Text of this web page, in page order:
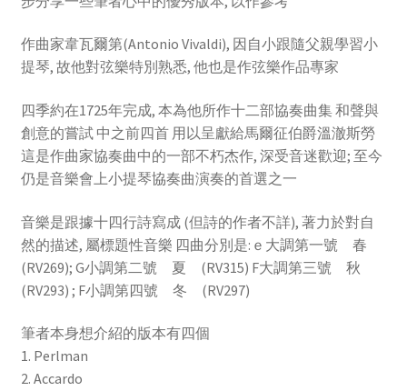
作曲家韋瓦爾第(Antonio Vivaldi), 因自小跟隨父親學習小
提琴, 故他對弦樂特別熟悉, 他也是作弦樂作品專家
四季約在1725年完成, 本為他所作十二部協奏曲集 和聲與
創意的嘗試 中之前四首 用以呈獻給馬爾征伯爵溫澈斯勞
這是作曲家協奏曲中的一部不朽杰作, 深受音迷歡迎; 至今
仍是音樂會上小提琴協奏曲演奏的首選之一
音樂是跟據十四行詩寫成 (但詩的作者不詳), 著力於對自
然的描述, 屬標題性音樂 四曲分別是:ｅ大調第一號 春
(RV269); G小調第二號 夏 (RV315) F大調第三號 秋
(RV293) ; F小調第四號 冬 (RV297)
筆者本身想介紹的版本有四個
1. Perlman
2. Accardo